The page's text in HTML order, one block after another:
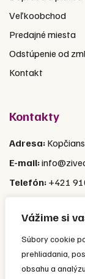
Vážime si
Súbory cookie
prehliadania,
obsahu a
Veľkoobchod
Predajné miesta
Odstúpenie od
Kontakt
Kontakty
Adresa:
E-mail:
Telefón: +421